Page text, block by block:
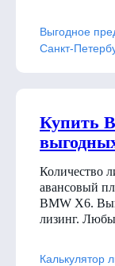
Выгодное
Санкт-
Купить
Количество
авансовый
BMW X6.
лизинг.
Калькулятор